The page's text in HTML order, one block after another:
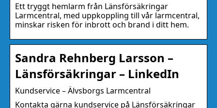
Ett tryggt hemlarm från Länsförsäkringar
Larmcentral, med uppkoppling till vår larmcentral,
minskar risken för inbrott och brand i ditt hem.
Sandra Rehnberg Larsson –
Länsförsäkringar – LinkedIn
Kundservice – Älvsborgs Larmcentral
Kontakta gärna kundservice på Länsförsäkringar